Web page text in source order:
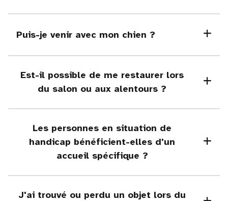
Puis-je venir avec mon chien ?
Est-il possible de me restaurer lors
du salon ou aux alentours ?
Les personnes en situation de
handicap bénéficient-elles d'un
accueil spécifique ?
J'ai trouvé ou perdu un objet lors du